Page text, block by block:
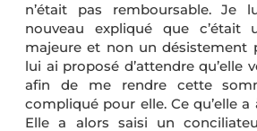
n’était pas remboursable.
nouveau expliqué que
majeure et non un désistement
lui ai proposé d’attendre qu’elle
afin de me rendre cette
compliqué pour elle. Ce qu’elle a
Elle a alors saisi un